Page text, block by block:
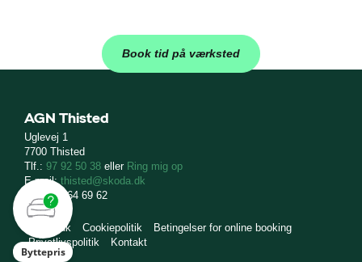
Book tid på værksted
AGN Thisted
Uglevej 1
7700 Thisted
Tlf.: 97 92 50 38 eller Ring mig op
E-mail:thisted@skoda.dk
CVR: 37 64 69 62
skoda.dk Cookiepolitik
Betingelser for online booking
Privatlivspolitik
Kontakt
Byttepris